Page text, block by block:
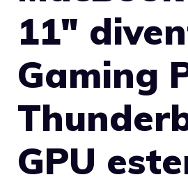
11″
Gaming
GPU